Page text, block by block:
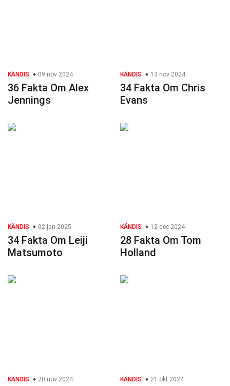
KÄNDIS 09 nov 2024
36 Fakta Om Alex
Jennings
KÄNDIS 13 nov 2024
34 Fakta Om Chris
Evans
KÄNDIS 02 jan 2025
34 Fakta Om Leiji
Matsumoto
KÄNDIS 12 dec 2024
28 Fakta Om Tom
Holland
KÄNDIS 20 nov 2024 KÄNDIS 21 okt 2024